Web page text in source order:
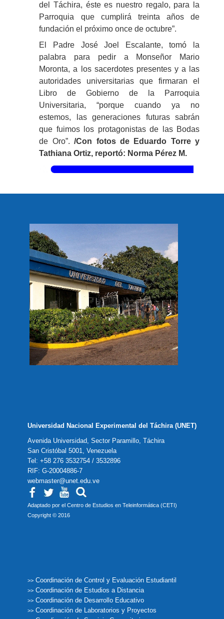
del Táchira, éste es nuestro regalo, para la
Parroquia que cumplirá treinta años de
fundación el próximo once de octubre”.
El Padre José Joel Escalante, tomó la
palabra para pedir a Monseñor Mario
Moronta, a los sacerdotes presentes y a las
autoridades universitarias que firmaran el
Libro de Gobierno de la Parroquia
Universitaria, “porque cuando ya no
estemos, las generaciones futuras sabrán
que fuimos los protagonistas de las Bodas
de Oro”. /Con fotos de Eduardo Torre y
Tathiana Ortiz, reportó: Norma Pérez M.
Universidad Nacional Experimental del Táchira (UNET)
Avenida Universidad, Sector Paramillo, Táchira
San Cristóbal 5001, Venezuela
Tel: +58 276 3532754 / 3532896
RIF: G-20004886-7
webmaster@unet.edu.ve
Adaptado por el Centro de Estudios en Teleinformática (CETI)
Copyright © 2016
>> Coordinación de Control y Evaluación Estudiantil
>> Coordinación de Estudios a Distancia
>> Coordinación de Desarrollo Educativo
>> Coordinación de Laboratorios y Proyectos